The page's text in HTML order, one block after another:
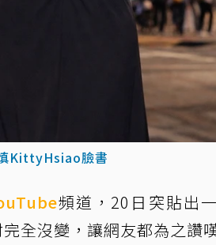
KittyHsiao臉書
頻道，20日突貼出
全沒變，讓網友都為之讚